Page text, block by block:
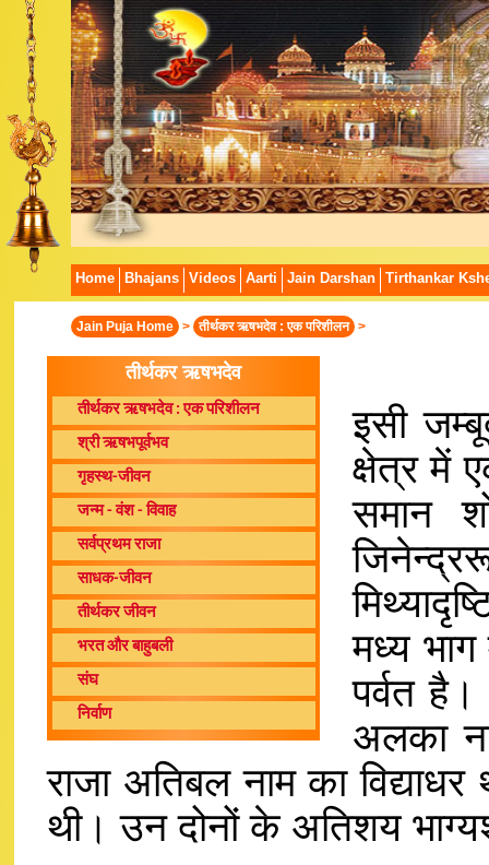
Home Bhajans Videos Aarti Jain Darshan Tirthankar
Jain Puja Home > तीर्थकर ऋषभदेव : एक परिशीलन >
तीर्थकर ऋषभदेव
तीर्थकर ऋषभदेव : एक परिशीलन
श्री ऋषभपूर्वभव
गृहस्थ-जीवन
जन्म - वंश - विवाह
सर्वप्रथम राजा
साधक-जीवन
तीर्थकर जीवन
भरत और बाहुबली
संघ
निर्वाण
इसी
क्षेत्र में
समान
मध्य भाग
पर्वत
अलका
राजा अतिबल नाम का विद्याधर
थी। उन दोनों के अतिशय